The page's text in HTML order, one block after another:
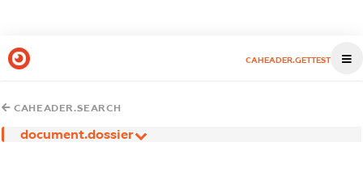
CAHEADER.GETTEST
CAHEADER.SEARCH
document.dossier